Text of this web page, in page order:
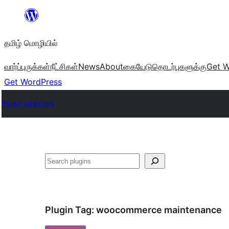
உள்ளடக்கத்திற்கு
தமிழ் மொழியில்
வார்ப்புருக்கள்நீட்சிகள்NewsAboutகையேடுதொடர்புகளுக்குGet
Get WordPress
Plugin Directory
தேடுக
Plugin Tag: woocommerce maintenance